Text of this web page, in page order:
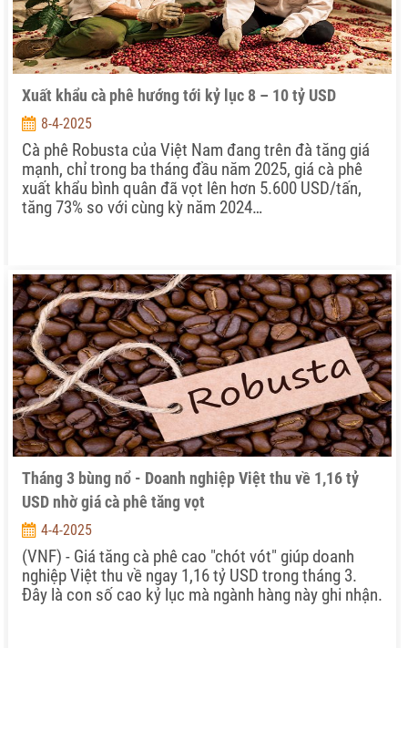
Xuất khẩu cà phê hướng tới kỷ lục 8 – 10 tỷ USD
8-4-2025
Cà phê Robusta của Việt Nam đang trên đà tăng giá
mạnh, chỉ trong ba tháng đầu năm 2025, giá cà phê
xuất khẩu bình quân đã vọt lên hơn 5.600 USD/tấn,
tăng 73% so với cùng kỳ năm 2024…
Tháng 3 bùng nổ - Doanh nghiệp Việt thu về 1,16 tỷ
USD nhờ giá cà phê tăng vọt
4-4-2025
(VNF) - Giá tăng cà phê cao "chót vót" giúp doanh
nghiệp Việt thu về ngay 1,16 tỷ USD trong tháng 3.
Đây là con số cao kỷ lục mà ngành hàng này ghi nhận.